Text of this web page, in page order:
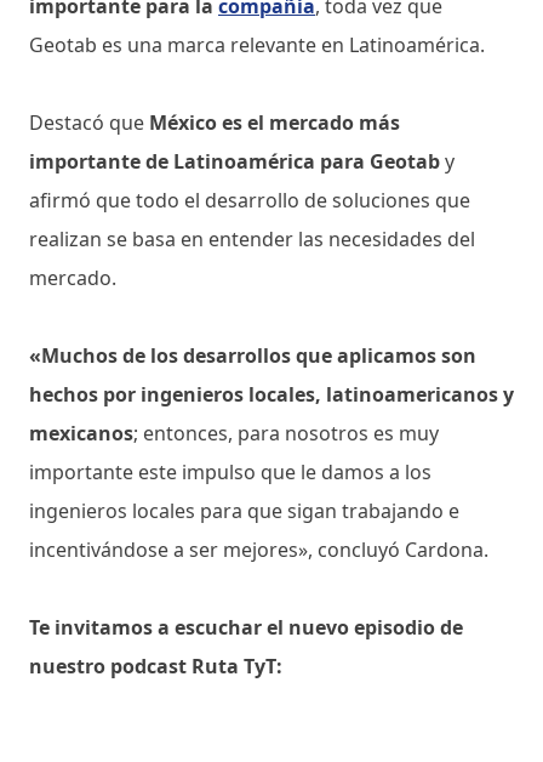
importante para la compañía, toda vez que
Geotab es una marca relevante en Latinoamérica.
Destacó que México es el mercado más
importante de Latinoamérica para Geotaby
afirmó que todo el desarrollo de soluciones que
realizan se basa en entender las necesidades del
mercado.
«Muchos de los desarrollos que aplicamos son
hechos por ingenieros locales, latinoamericanos y
mexicanos; entonces, para nosotros es muy
importante este impulso que le damos a los
ingenieros locales para que sigan trabajando e
incentivándose a ser mejores», concluyó Cardona.
Te invitamos a escuchar el nuevo episodio de
nuestro podcast Ruta TyT: